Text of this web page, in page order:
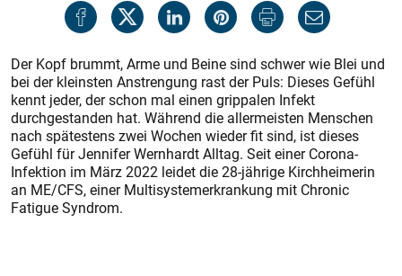
Der Kopf brummt, Arme und Beine sind schwer wie Blei und
bei der kleinsten Anstrengung rast der Puls: Dieses Gefühl
kennt jeder, der schon mal einen grippalen Infekt
durchgestanden hat. Während die allermeisten Menschen
nach spätestens zwei Wochen wieder fit sind, ist dieses
Gefühl für Jennifer Wernhardt Alltag. Seit einer Corona-
Infektion im März 2022 leidet die 28-jährige Kirchheimerin
an ME/CFS, einer Multisystemerkrankung mit Chronic
Fatigue Syndrom.